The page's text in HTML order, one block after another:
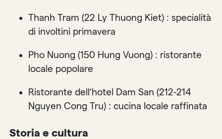
Thanh Tram (22 Ly Thuong Kiet) : specialità
di involtini primavera
Pho Nuong (150 Hung Vuong) : ristorante
locale popolare
Ristorante dell’hotel Dam San (212-214
Nguyen Cong Tru) : cucina locale raffinata
Storia e cultura